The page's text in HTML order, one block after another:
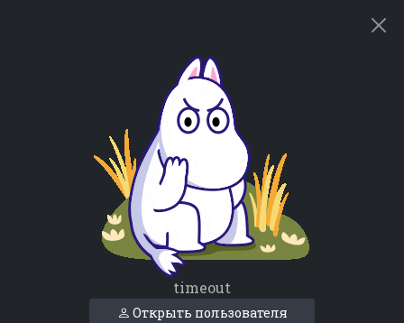
timeout
Открыть пользователя